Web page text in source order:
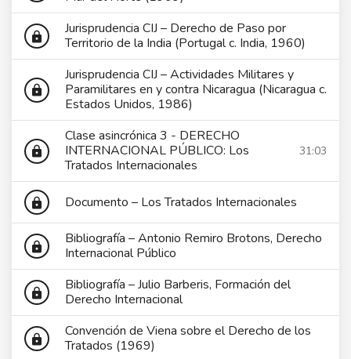
lock
Jurisprudencia CIJ – Derecho de Paso por
Territorio de la India (Portugal c. India, 1960)
lock
Jurisprudencia CIJ – Actividades Militares y
Paramilitares en y contra Nicaragua (Nicaragua c.
Estados Unidos, 1986)
lock
Clase asincrónica 3 - DERECHO
INTERNACIONAL PÚBLICO: Los
Tratados Internacionales
31:03
lock Documento – Los Tratados Internacionales
lock
Bibliografía – Antonio Remiro Brotons, Derecho
Internacional Público
lock
Bibliografía – Julio Barberis, Formación del
Derecho Internacional
lock
Convención de Viena sobre el Derecho de los
Tratados (1969)